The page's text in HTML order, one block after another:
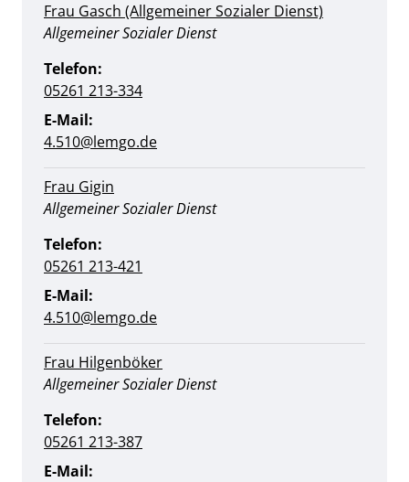
Frau Gasch (Allgemeiner Sozialer Dienst)
Position:
Allgemeiner Sozialer Dienst
Telefon:
05261 213-334
E-Mail:
4.510@lemgo.de
Frau Gigin
Position:
Allgemeiner Sozialer Dienst
Telefon:
05261 213-421
E-Mail:
4.510@lemgo.de
Frau Hilgenböker
Position:
Allgemeiner Sozialer Dienst
Telefon:
05261 213-387
E-Mail: